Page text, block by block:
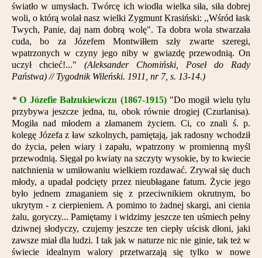
światło w umysłach. Twórcę ich wiodła wielka siła, siła dobrej
woli, o którą wolał nasz wielki Zygmunt Krasiński: ,,Wśród łask
Twych, Panie, daj nam dobrą wolę". Ta dobra wola stwarzała
cuda, bo za Józefem Montwiłłem szły zwarte szeregi,
wpatrzonych w czyny jego niby w gwiazdę przewodnią. On
uczył chcieć!..." (Aleksander Chomiński, Poseł do Rady
Państwa) // Tygodnik Wileński. 1911, nr 7, s. 13-14.)
*O Józefie Bałzukiewiczu (1867-1915)"Do mogił wielu tylu
przybywa jeszcze jedna, tu, obok równie drogiej (Czurlanisa).
Mogiła nad młodem a złamanem życiem. Ci, co znali ś. p.
kolegę Józefa z ław szkolnych, pamiętają, jak radosny wchodził
do życia, pełen wiary i zapału, wpatrzony w promienną myśl
przewodnią. Sięgał po kwiaty na szczyty wysokie, by to kwiecie
natchnienia w umiłowaniu wielkiem rozdawać. Zrywał się duch
młody, a upadał podcięty przez nieubłagane fatum. Życie jego
było jednem zmaganiem się z przeciwnikiem okrutnym, bo
ukrytym - z cierpieniem. A pomimo to żadnej skargi, ani cienia
żalu, goryczy... Pamiętamy i widzimy jeszcze ten uśmiech pełny
dziwnej słodyczy, czujemy jeszcze ten ciepły uścisk dłoni, jaki
zawsze miał dla ludzi. I tak jak w naturze nic nie ginie, tak też w
świecie idealnym walory przetwarzają się tylko w nowe